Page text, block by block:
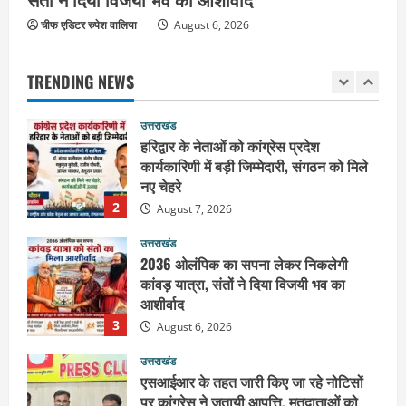
चीफ एडिटर रुपेश वालिया August 6, 2026
TRENDING NEWS
1
उत्तराखंड
पूर्व कैबिनेट मंत्री स्वामी यतीश्वरानंद ने
यतिश्वरानन्द
August 8, 2026
2
उत्तराखंड
हरिद्वार के नेताओं को कांग्रेस प्रदेश
कार्यकारिणी में बड़ी जिम्मेदारी, संगठन को मिले
नए चेहरे
August 7, 2026
3
उत्तराखंड
2036 ओलंपिक का सपना लेकर निकलेगी
कांवड़ यात्रा, संतों ने दिया विजयी भव का
आशीर्वाद
August 6, 2026
उत्तराखंड
एसआईआर के तहत जारी किए जा रहे नोटिसों